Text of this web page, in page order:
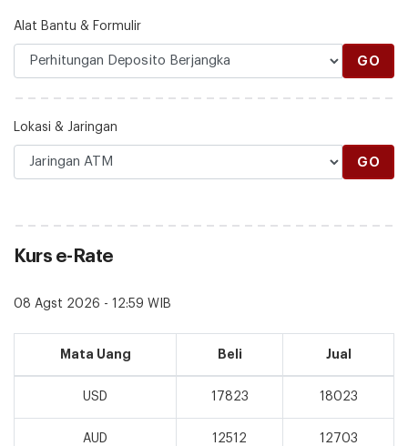
Alat Bantu & Formulir
GO
Lokasi & Jaringan
GO
Kurs e-Rate
08 Agst 2026 - 12:59 WIB
Mata Uang Beli Jual
USD 17823 18023
AUD 12512 12703